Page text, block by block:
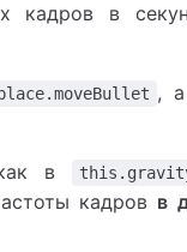
кадров в
,
в
кадров в